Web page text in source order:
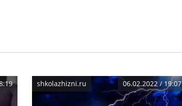
shkolazhizni.ru 06.02.2022 / 19:07